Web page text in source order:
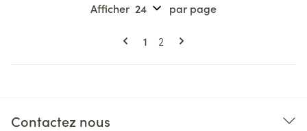
Pages
Vous lisez actuellement la page
1 Page
2
Afficher par page
Contactez nous